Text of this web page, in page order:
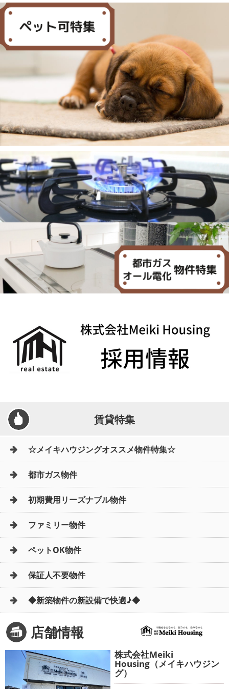
賃貸特集
☆メイキハウジングオススメ物件特集☆
都市ガス物件
初期費用リーズナブル物件
ファミリー物件
ペットOK物件
保証人不要物件
◆新築物件の新設備で快適♪◆
店舗情報
株式会社Meiki
Housing（メイキハウジン
グ）